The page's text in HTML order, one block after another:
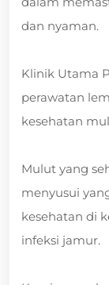
dan nyaman.
Klinik Utama
perawatan
kesehatan
Mulut yang
menyusui
kesehatan di
infeksi jamur.